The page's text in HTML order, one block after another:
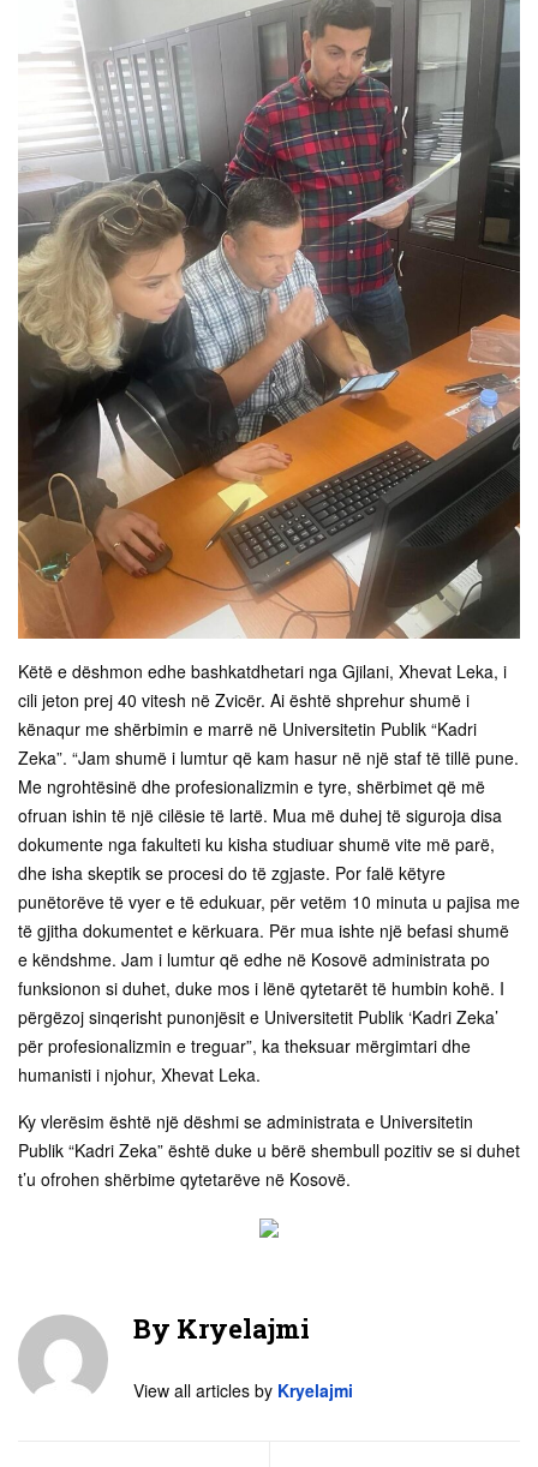
Këtë e dëshmon edhe bashkatdhetari nga Gjilani, Xhevat Leka, i
cili jeton prej 40 vitesh në Zvicër. Ai është shprehur shumë i
kënaqur me shërbimin e marrë në Universitetin Publik “Kadri
Zeka”. “Jam shumë i lumtur që kam hasur në një staf të tillë pune.
Me ngrohtësinë dhe profesionalizmin e tyre, shërbimet që më
ofruan ishin të një cilësie të lartë. Mua më duhej të siguroja disa
dokumente nga fakulteti ku kisha studiuar shumë vite më parë,
dhe isha skeptik se procesi do të zgjaste. Por falë këtyre
punëtorëve të vyer e të edukuar, për vetëm 10 minuta u pajisa me
të gjitha dokumentet e kërkuara. Për mua ishte një befasi shumë
e këndshme. Jam i lumtur që edhe në Kosovë administrata po
funksionon si duhet, duke mos i lënë qytetarët të humbin kohë. I
përgëzoj sinqerisht punonjësit e Universitetit Publik ‘Kadri Zeka’
për profesionalizmin e treguar”, ka theksuar mërgimtari dhe
humanisti i njohur, Xhevat Leka.
Ky vlerësim është një dëshmi se administrata e Universitetin
Publik “Kadri Zeka” është duke u bërë shembull pozitiv se si duhet
t’u ofrohen shërbime qytetarëve në Kosovë.
By Kryelajmi
View all articles by Kryelajmi